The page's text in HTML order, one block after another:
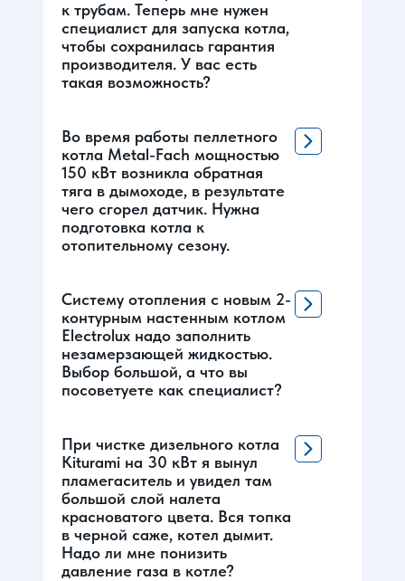
к трубам. Теперь мне нужен
специалист для запуска котла,
чтобы сохранилась гарантия
производителя. У вас есть
такая возможность?
Во время работы пеллетного
котла Metal-Fach мощностью
150 кВт возникла обратная
тяга в дымоходе, в результате
чего сгорел датчик. Нужна
подготовка котла к
отопительному сезону.
Систему отопления с новым 2-
контурным настенным котлом
Electrolux надо заполнить
незамерзающей жидкостью.
Выбор большой, а что вы
посоветуете как специалист?
При чистке дизельного котла
Kiturami на 30 кВт я вынул
пламегаситель и увидел там
большой слой налета
красноватого цвета. Вся топка
в черной саже, котел дымит.
Надо ли мне понизить
давление газа в котле?